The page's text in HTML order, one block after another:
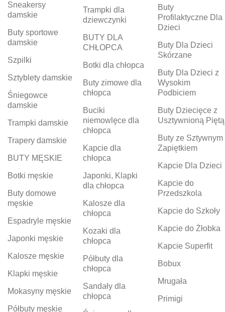
Sneakersy
damskie
Buty sportowe
damskie
Szpilki
Sztyblety damskie
Śniegowce
damskie
Trampki damskie
Trapery damskie
BUTY MĘSKIE
Botki męskie
Buty domowe
męskie
Espadryle męskie
Japonki męskie
Kalosze męskie
Klapki męskie
Mokasyny męskie
Półbuty męskie
Trampki dla
dziewczynki
BUTY DLA
CHŁOPCA
Botki dla chłopca
Buty zimowe dla
chłopca
Buciki
niemowlęce dla
chłopca
Kapcie dla
chłopca
Japonki, Klapki
dla chłopca
Kalosze dla
chłopca
Kozaki dla
chłopca
Półbuty dla
chłopca
Sandały dla
chłopca
Buty
Profilaktyczne Dla
Dzieci
Buty Dla Dzieci
Skórzane
Buty Dla Dzieci z
Wysokim
Podbiciem
Buty Dziecięce z
Usztywnioną Piętą
Buty ze Sztywnym
Zapiętkiem
Kapcie Dla Dzieci
Kapcie do
Przedszkola
Kapcie do Szkoły
Kapcie do Żłobka
Kapcie Superfit
Bobux
Mrugała
Primigi